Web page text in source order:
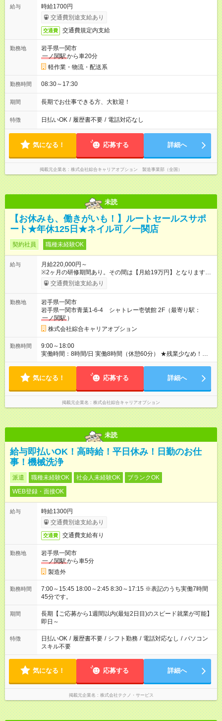
給与
時給1700円
交通費別途支給あり
交通費 交通費規定内支給
勤務地
岩手県一関市
一ノ関駅から車20分
軽作業・物流・配送系
勤務時間 08:30～17:30
期間 長期でお仕事できる方、大歓迎！
特徴 日払いOK / 履歴書不要 / 電話対応なし
気になる！ 応募する 詳細へ
掲載元企業名 株式会社綜合キャリアオプション 製造事業部（全国）
未読
【お休みも、働きがいも！】ルートセールスサポ
ート★年休125日★ネイル可／一関店
契約社員 職種未経験OK
給与
月給220,000円～
※2ヶ月の研修期間あり。その間は【月給19万円】となります。
雇用形態やその他の待遇に変更はありません。 ※上記月給に
は、一律支給の職能手当3万円を含みます。 ＜月収例＞ 25万円
り！ ーーーーーーーーーーーーーー 6ヶ月間の評価により、1万
円～12万円のプチボーナスを支給。 頑張りが評価されること
で、日々モチベーション高く業務に取り組めます♪ 【試用期間】
試用期間あり 試用期間の長さ：2ヶ月 雇用形態、給与は本採用
時と同じです。
交通費別途支給あり
勤務地
岩手県一関市
岩手県一関市青葉1-6-4 シャトレー壱號館 2F（最寄り駅：
一ノ関駅 ）
株式会社綜合キャリアオプション
勤務時間
9:00～18:00
実働時間：8時間/日 実働8時間（休憩60分） ★残業少なめ！プ
ライベートの時間も大切にできるから、メリハリをつけて働け
気になる！ 応募する 詳細へ
掲載元企業名 株式会社綜合キャリアオプション
未読
給与即払いOK！高時給！平日休み！日勤のお仕
事！機械洗浄
派遣 職種未経験OK 社会人未経験OK
ブランクOK
WEB登録・面接OK
給与
時給1300円
交通費別途支給あり
交通費 交通費支給有り
勤務地
岩手県一関市
一ノ関駅から車5分
製造外
勤務時間
7:00～15:45 18:00～2:45 8:30～17:15 ※表記のうち実働7時間
45分です。
期間
長期【ご応募から1週間以内(最短2日目)のスピード就業が可能】
即日～
特徴 日払いOK / 履歴書不要 / シフト勤務 / 電話対応なし / パソコン
スキル不要
気になる！ 応募する 詳細へ
掲載元企業名 株式会社テクノ・サービス